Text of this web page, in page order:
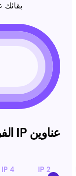
بقائك
عناوين IP الفريدة التي تشاركها
4 IP